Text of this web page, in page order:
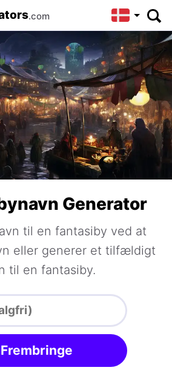
.com
Generator
til en fantasiby ved at
eller generer et tilfældigt
til en fantasiby.
Frembringe